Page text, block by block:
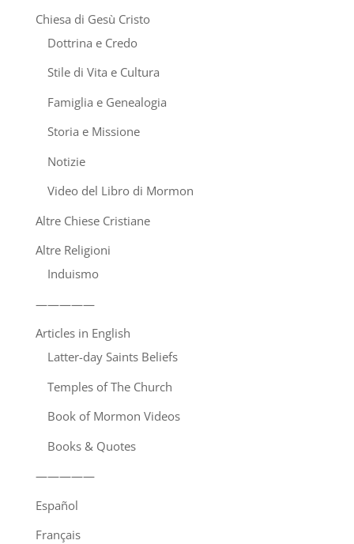
Chiesa di Gesù Cristo
Dottrina e Credo
Stile di Vita e Cultura
Famiglia e Genealogia
Storia e Missione
Notizie
Video del Libro di Mormon
Altre Chiese Cristiane
Altre Religioni
Induismo
—————
Articles in English
Latter-day Saints Beliefs
Temples of The Church
Book of Mormon Videos
Books & Quotes
—————
Español
Français